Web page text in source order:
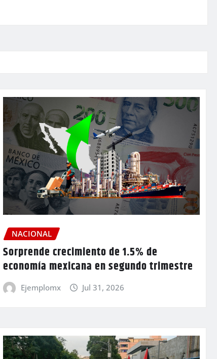
NACIONAL
Sorprende crecimiento de 1.5% de
economía mexicana en segundo trimestre
Ejemplomx Jul 31, 2026